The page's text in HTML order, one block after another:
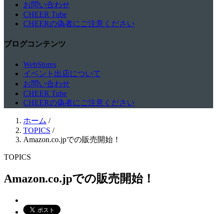
お問い合わせ
CHEER Tube
CHEERの偽者にご注意ください
ブログコンテンツ
WebStores
イベント出店について
お問い合わせ
CHEER Tube
CHEERの偽者にご注意ください
ホーム /
TOPICS /
Amazon.co.jpでの販売開始！
TOPICS
Amazon.co.jpでの販売開始！